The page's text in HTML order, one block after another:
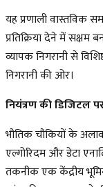
यह प्रणाली वास्तविक
प्रतिक्रिया देने में
व्यापक निगरानी से
निगरानी की ओर।
नियंत्रण की डिजिटल
भौतिक चौकियों के
एल्गोरिदम और डेटा
तकनीक एक केंद्रीय